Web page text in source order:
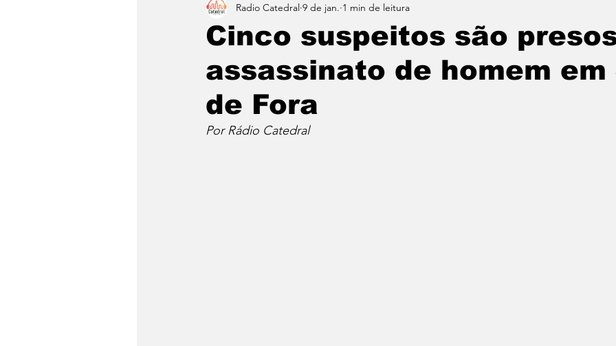
ESPORTE
Cinco suspeitos são
assassinato de homem em
de Fora
Radio Catedral 9 de jan. 1 min de leitura
Por Rádio Catedral